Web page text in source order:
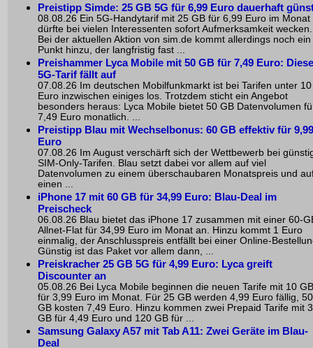
Preistipp Simde: 25 GB 5G für 6,99 Euro dauerhaft
08.08.26 Ein 5G-Handytarif mit 25 GB für 6,99 Euro im Monat
dürfte bei vielen Interessenten sofort Aufmerksamkeit wecken.
Bei der aktuellen Aktion von sim.de kommt allerdings noch ein
Punkt hinzu, der langfristig fast ...
Preishammer Lyca Mobile mit 50 GB für 7,49 Euro:
5G-Tarif fällt auf
07.08.26 Im deutschen Mobilfunkmarkt ist bei Tarifen unter 10
Euro inzwischen einiges los. Trotzdem sticht ein Angebot
besonders heraus: Lyca Mobile bietet 50 GB Datenvolumen
7,49 Euro monatlich. ...
Preistipp Blau mit Wechselbonus: 60 GB effektiv für 9,99
Euro
07.08.26 Im August verschärft sich der Wettbewerb bei
SIM-Only-Tarifen. Blau setzt dabei vor allem auf viel
Datenvolumen zu einem überschaubaren Monatspreis und
einen ...
iPhone 17 mit 60 GB für 34,99 Euro: Blau-Deal im
Preischeck
06.08.26 Blau bietet das iPhone 17 zusammen mit einer 60-
Allnet-Flat für 34,99 Euro im Monat an. Hinzu kommt 1 Euro
einmalig, der Anschlusspreis entfällt bei einer Online-
Günstig ist das Paket vor allem dann, ...
Preiskracher 25 GB 5G für 4,99 Euro: Lyca greift
Discounter an
05.08.26 Bei Lyca Mobile beginnen die neuen Tarife mit 10 GB
für 3,99 Euro im Monat. Für 25 GB werden 4,99 Euro fällig, 50
GB kosten 7,49 Euro. Hinzu kommen zwei Prepaid Tarife mit
GB für 4,49 Euro und 120 GB für ...
Samsung Galaxy A57 mit Tab A11: Zwei Geräte im Blau-
Deal